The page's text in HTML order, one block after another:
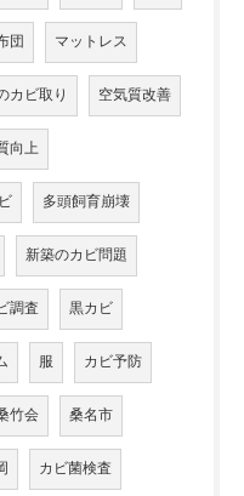
団 マットレス
カビ取り 空気質改善
向上
多頭飼育崩壊
新築のカビ問題
調査 黒カビ
服 カビ予防
竹会 桑名市
カビ菌検査